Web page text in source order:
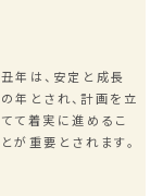
丑年は、安定と成長
の年とされ、計画を立
てて着実に進めるこ
とが重要とされます。